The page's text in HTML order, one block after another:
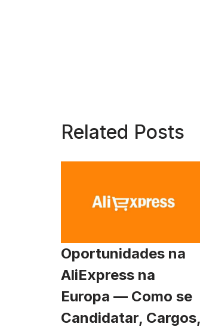
Related Posts
Oportunidades na
AliExpress na
Europa — Como se
Candidatar, Cargos,